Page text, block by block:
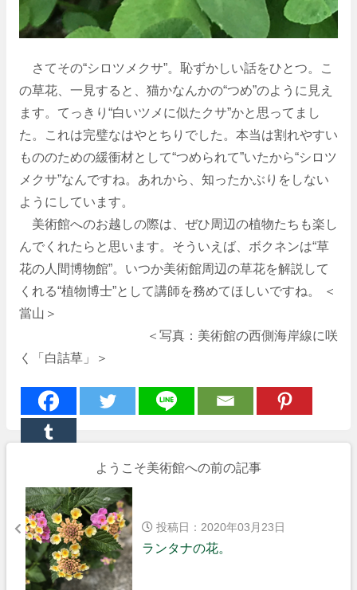
さてその“シロツメクサ”。恥ずかしい話をひとつ。こ
の草花、一見すると、猫かなんかの“つめ”のように見え
ます。てっきり“白いツメに似たクサ”かと思ってまし
た。これは完璧なはやとちりでした。本当は割れやすい
もののための緩衝材として“つめられて”いたから“シロツ
メクサ”なんですね。あれから、知ったかぶりをしない
ようにしています。
美術館へのお越しの際は、ぜひ周辺の植物たちも楽し
んでくれたらと思います。そういえば、ボクネンは“草
花の人間博物館”。いつか美術館周辺の草花を解説して
くれる“植物博士”として講師を務めてほしいですね。 ＜
當山＞
＜写真：美術館の西側海岸線に咲
く「白詰草」＞
ようこそ美術館への前の記事
投稿日：2020年03月23日
ランタナの花。